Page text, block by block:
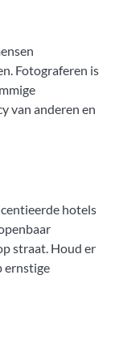
Fotograferen is
van anderen en
hotels
straat. Houd er
ernstige